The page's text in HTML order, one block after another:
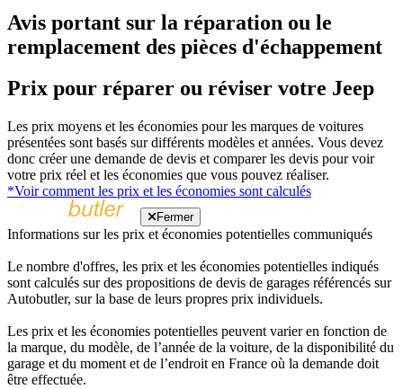
Avis portant sur la réparation ou le
remplacement des pièces d'échappement
Prix pour réparer ou réviser votre Jeep
Les prix moyens et les économies pour les marques de voitures
présentées sont basés sur différents modèles et années. Vous devez
donc créer une demande de devis et comparer les devis pour voir
votre prix réel et les économies que vous pouvez réaliser.
*Voir comment les prix et les économies sont calculés
Fermer
Informations sur les prix et économies potentielles communiqués
Le nombre d'offres, les prix et les économies potentielles indiqués
sont calculés sur des propositions de devis de garages référencés sur
Autobutler, sur la base de leurs propres prix individuels.
Les prix et les économies potentielles peuvent varier en fonction de
la marque, du modèle, de l’année de la voiture, de la disponibilité du
garage et du moment et de l’endroit en France où la demande doit
être effectuée.